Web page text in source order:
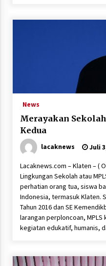
News
Merayakan
Kedua
lacaknews Juli
Lacaknews.com – Klaten – (
Lingkungan Sekolah atau
perhatian orang tua, siswa
Indonesia, termasuk Klaten.
Tahun 2016 dan SE
larangan perploncoan,
kegiatan edukatif, humanis,